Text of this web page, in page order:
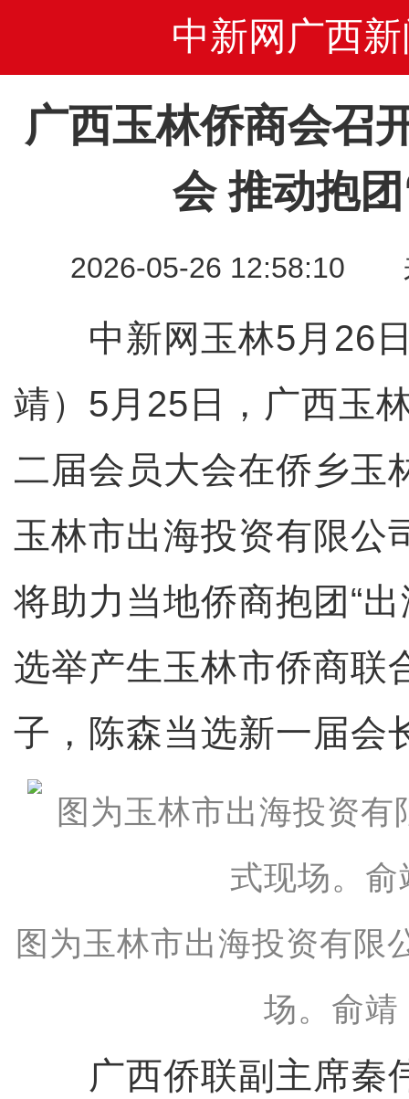
中新网广西新
广西玉林侨商会召
会 推动抱
2026-05-26 12:58:10
中新网玉林5月26日
靖）5月25日，广西玉
二届会员大会在侨乡玉
玉林市出海投资有限公
将助力当地侨商抱团“
选举产生玉林市侨商联
子，陈森当选新一届会
图为玉林市出海投资有限
场。俞靖
广西侨联副主席秦